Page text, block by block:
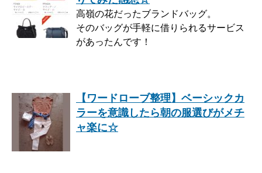
高嶺の花だったブランドバッグ。
そのバッグが手軽に借りられるサービス
があったんです！
【ワードローブ整理】ベーシックカ
ラーを意識したら朝の服選びがメチ
ャ楽に☆